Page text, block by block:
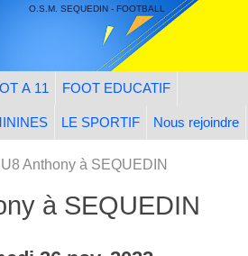
O.S.M. SEQUEDIN - FOOTBALL
A 11 FOOT EDUCATIF
LE SPORTIF Nous rejoindre
Anthony à SEQUEDIN
à SEQUEDIN
cookies